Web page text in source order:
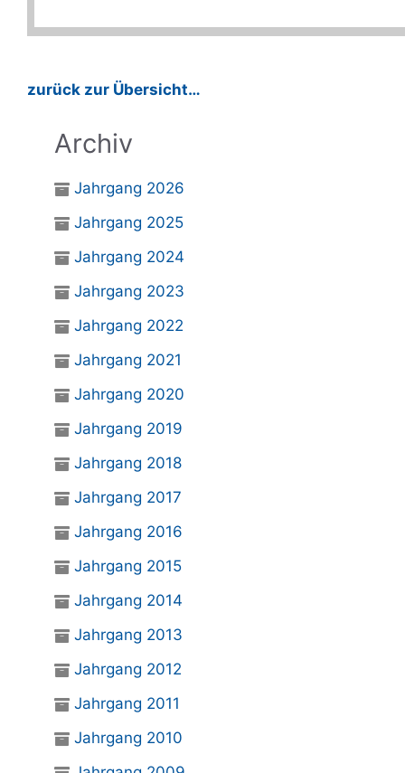
zurück zur Übersicht…
Archiv
Jahrgang 2026
Jahrgang 2025
Jahrgang 2024
Jahrgang 2023
Jahrgang 2022
Jahrgang 2021
Jahrgang 2020
Jahrgang 2019
Jahrgang 2018
Jahrgang 2017
Jahrgang 2016
Jahrgang 2015
Jahrgang 2014
Jahrgang 2013
Jahrgang 2012
Jahrgang 2011
Jahrgang 2010